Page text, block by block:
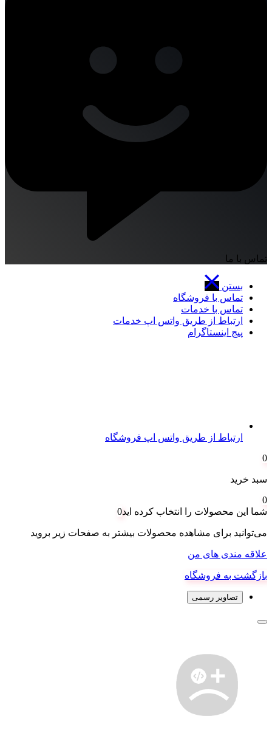
تماس با ما
بستن
تماس با فروشگاه
تماس با خدمات
ارتباط از طریق واتس اپ خدمات
پیج اینستاگرام
ارتباط از طریق واتس اپ فروشگاه
0
سبد خرید
0
شما این محصولات را انتخاب کرده اید0
می‌توانید برای مشاهده محصولات بیشتر به صفحات زیر بروید
علاقه مندی های من
بازگشت به فروشگاه
تصاویر رسمی